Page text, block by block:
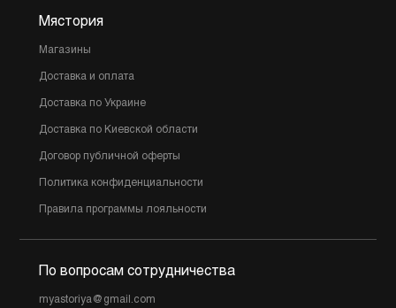
Мястория
Магазины
Доставка и оплата
Доставка по Украине
Доставка по Киевской области
Договор публичной оферты
Политика конфиденциальности
Правила программы лояльности
По вопросам сотрудничества
myastoriya@gmail.com